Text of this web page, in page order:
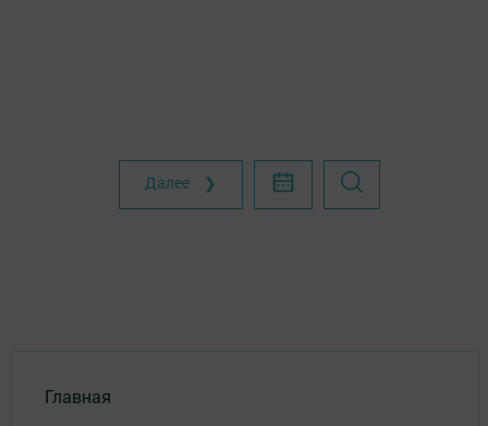
Далее ❯
Главная